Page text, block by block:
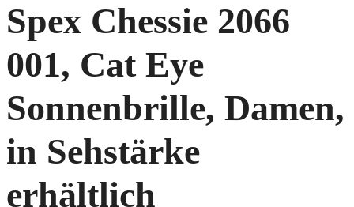
Spex Chessie 2066
001, Cat Eye
Sonnenbrille, Damen,
in Sehstärke
erhältlich